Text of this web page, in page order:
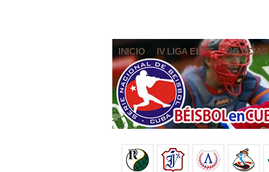
INICIO IV LIGA ELITE NOTICIAS